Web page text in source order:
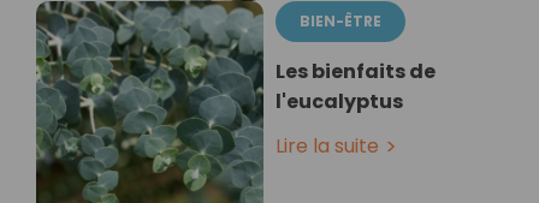
BIEN-ÊTRE
Les bienfaits de
l'eucalyptus
Lire la suite